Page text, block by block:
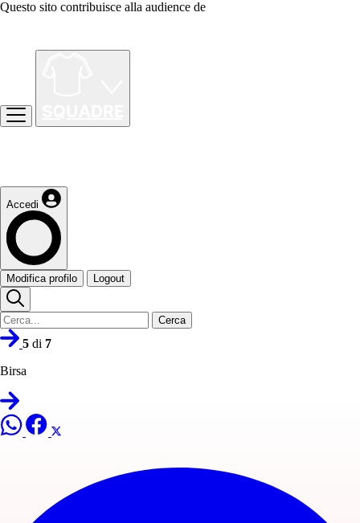
Questo sito contribuisce alla audience de
Accedi
Modifica profilo Logout
Cerca
5 di 7
Birsa